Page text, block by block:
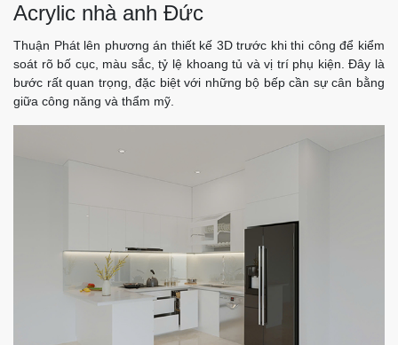
Acrylic nhà anh Đức
Thuận Phát lên phương án thiết kế 3D trước khi thi công để kiểm
soát rõ bố cục, màu sắc, tỷ lệ khoang tủ và vị trí phụ kiện. Đây là
bước rất quan trọng, đặc biệt với những bộ bếp cần sự cân bằng
giữa công năng và thẩm mỹ.